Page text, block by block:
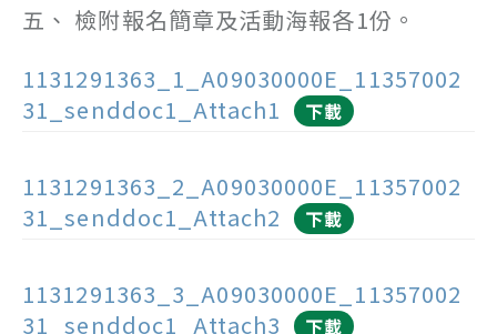
五、 檢附報名簡章及活動海報各1份。
1131291363_1_A09030000E_11357002
31_senddoc1_Attach1
下載
1131291363_2_A09030000E_11357002
31_senddoc1_Attach2
下載
1131291363_3_A09030000E_11357002
31_senddoc1_Attach3
下載